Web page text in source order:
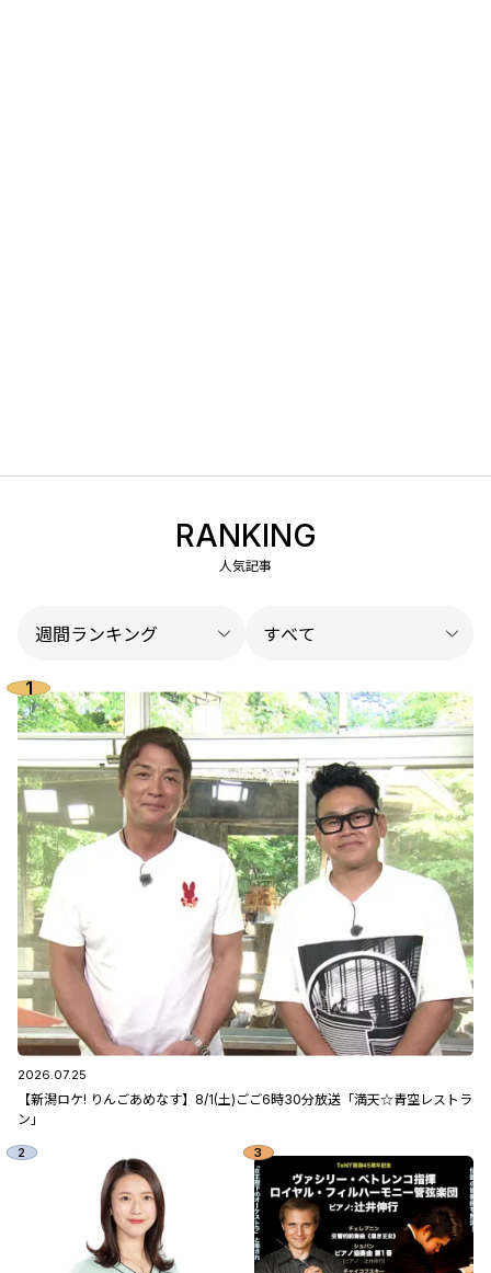
RANKING
人気記事
2026.07.25
【新潟ロケ! りんごあめなす】8/1(土)ごご6時30分放送「満天☆青空レストラ
ン」